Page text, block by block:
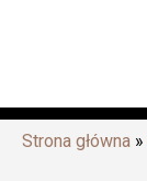
Strona główna »